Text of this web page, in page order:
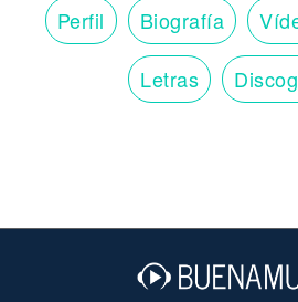
Perfil Biografía
Letras